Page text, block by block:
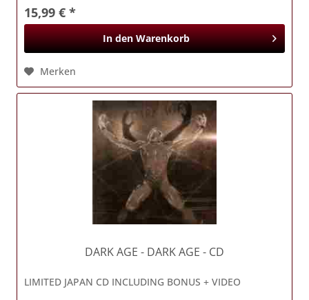
15,99 € *
In den Warenkorb
Merken
DARK AGE - DARK AGE - CD
LIMITED JAPAN CD INCLUDING BONUS + VIDEO